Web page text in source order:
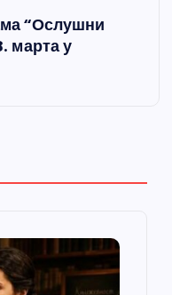
“Ослушни
марта у